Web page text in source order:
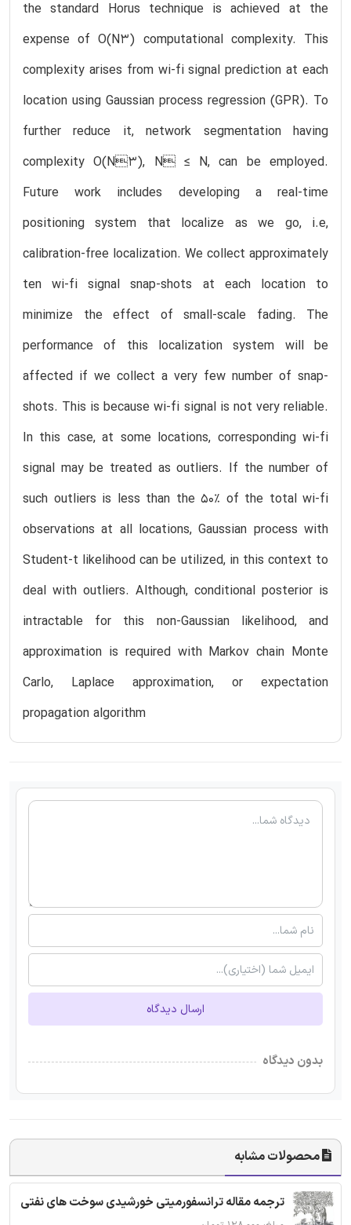
the standard Horus technique is achieved at the
expense of O(N3) computational complexity. This
complexity arises from wi-fi signal prediction at each
location using Gaussian process regression (GPR). To
further reduce it, network segmentation having
complexity O(N3), N ≤ N, can be employed.
Future work includes developing a real-time
positioning system that localize as we go, i.e,
calibration-free localization. We collect approximately
ten wi-fi signal snap-shots at each location to
minimize the effect of small-scale fading. The
performance of this localization system will be
affected if we collect a very few number of snap-
shots. This is because wi-fi signal is not very reliable.
In this case, at some locations, corresponding wi-fi
signal may be treated as outliers. If the number of
such outliers is less than the 50% of the total wi-fi
observations at all locations, Gaussian process with
Student-t likelihood can be utilized, in this context to
deal with outliers. Although, conditional posterior is
intractable for this non-Gaussian likelihood, and
approximation is required with Markov chain Monte
Carlo, Laplace approximation, or expectation
propagation algorithm
ارسال دیدگاه
بدون دیدگاه
محصولات مشابه
ترجمه مقاله ترانسفورمیتی خورشیدی سوخت های نفتی